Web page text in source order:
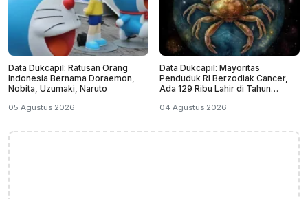
Data Dukcapil: Ratusan Orang
Indonesia Bernama Doraemon,
Nobita, Uzumaki, Naruto
05 Agustus 2026
Data Dukcapil: Mayoritas
Penduduk RI Berzodiak Cancer,
Ada 129 Ribu Lahir di Tahun
04 Agustus 2026